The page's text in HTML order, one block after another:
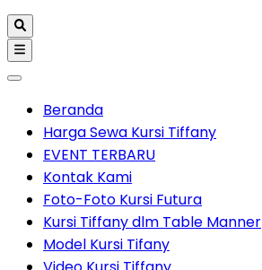
Beranda
Harga Sewa Kursi Tiffany
EVENT TERBARU
Kontak Kami
Foto-Foto Kursi Futura
Kursi Tiffany dlm Table Manner
Model Kursi Tifany